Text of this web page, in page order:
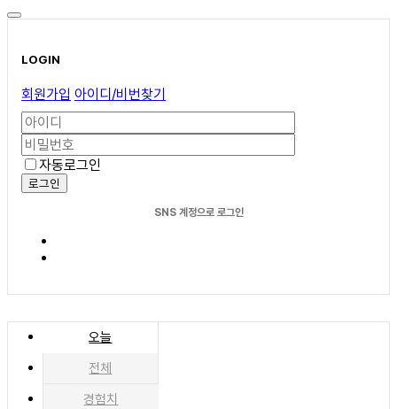
LOGIN
회원가입 아이디/비번찾기
자동로그인
로그인
SNS 계정으로 로그인
오늘
전체
경험치